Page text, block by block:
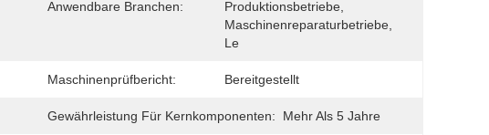
Anwendbare Branchen:
Produktionsbetriebe,
Maschinenreparaturbetriebe,
Le
Maschinenprüfbericht: Bereitgestellt
Gewährleistung Für Kernkomponenten: Mehr Als 5 Jahre